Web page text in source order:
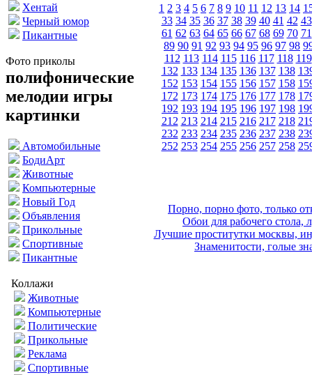
Хентай
Черный юмор
Пикантные
Фото приколы
полифонические
мелодии игры
картинки
Автомобильные
БодиАрт
Животные
Компьютерные
Новый Год
Объявления
Прикольные
Спортивные
Пикантные
Коллажи
Животные
Компьютерные
Политические
Прикольные
Реклама
Спортивные
1 2 3 4 5 6 7 8 9 10 11 12 13 14
33 34 35 36 37 38 39 40 41 42 43
61 62 63 64 65 66 67 68 69 70 71
89 90 91 92 93 94 95 96 97 98
112 113 114 115 116 117 118 119
132 133 134 135 136 137 138
152 153 154 155 156 157 158
172 173 174 175 176 177 178
192 193 194 195 196 197 198
212 213 214 215 216 217 218
232 233 234 235 236 237 238
252 253 254 255 256 257 258
Порно, порно фото, только
Обои для рабочего стола,
Лучшие проститутки москвы,
Знаменитости, голые